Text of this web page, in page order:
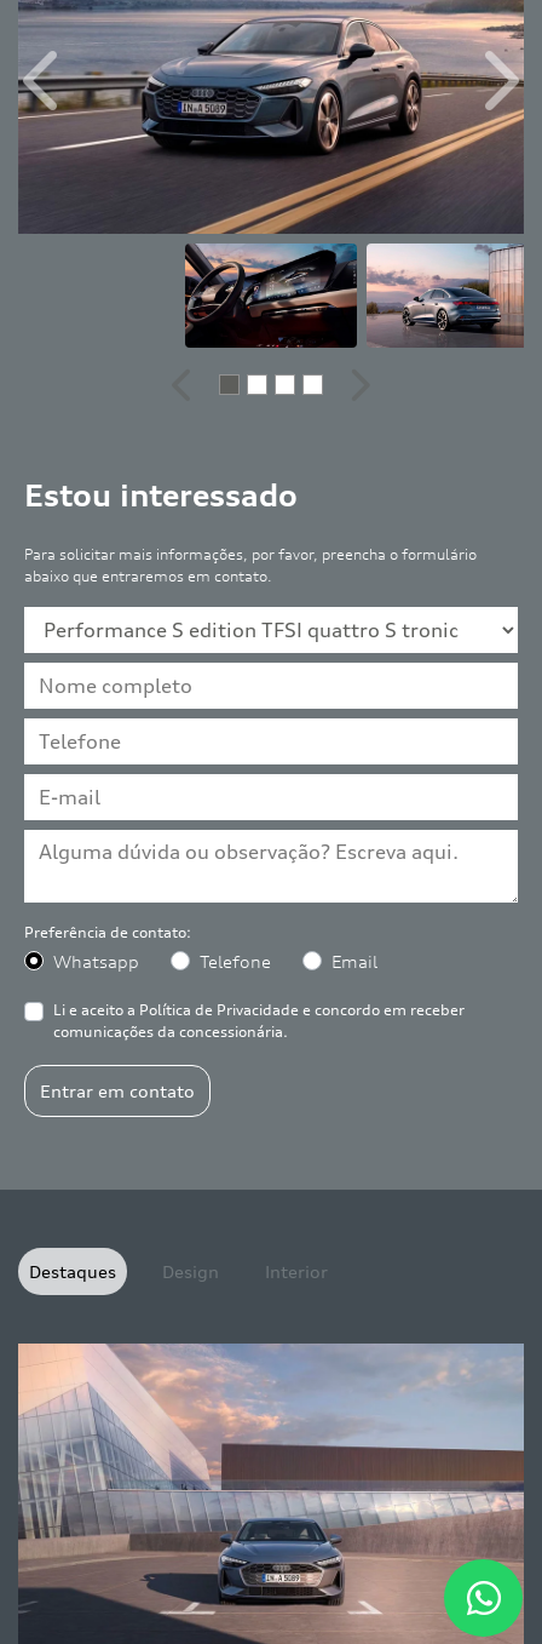
Estou interessado
Para solicitar mais informações, por favor, preencha o formulário
abaixo que entraremos em contato.
Preferência de contato:
Whatsapp Telefone Email
Li e aceito a Política de Privacidade e concordo em receber
comunicações da concessionária.
Entrar em contato
Anterior
Anterior
Destaques Design Interior